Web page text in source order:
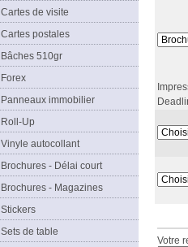
Cartes de visite
Cartes postales
Bâches 510gr
Forex
Panneaux immobilier
Roll-Up
Vinyle autocollant
Brochures - Délai court
Brochures - Magazines
Stickers
Sets de table
Votre